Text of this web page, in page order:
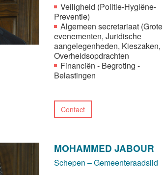
Veiligheid (Politie-Hygiëne-
Preventie)
Algemeen secretariaat (Grote
evenementen, Juridische
aangelegenheden, Kieszaken,
Overheidsopdrachten
Financiën - Begroting -
Belastingen
Contact
MOHAMMED JABOUR
Schepen – Gemeenteraadslid